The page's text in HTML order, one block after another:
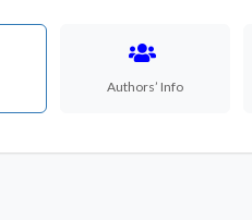
Authors’ Info